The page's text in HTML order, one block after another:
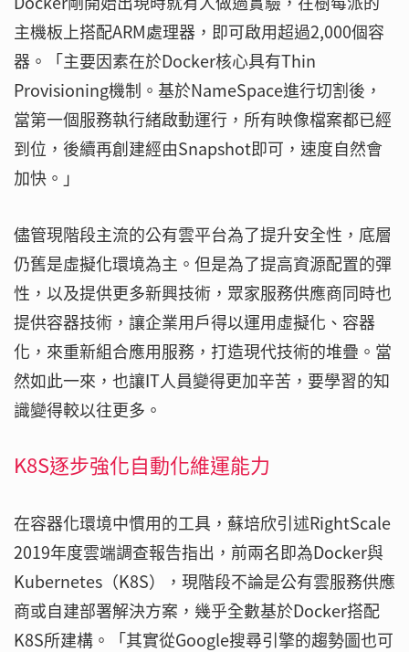
主機板上搭配ARM處理器，即可啟用超過2,000個容
器。「主要因素在於Docker核心具有Thin
Provisioning機制。基於NameSpace進行切割後，
當第一個服務執行緒啟動運行，所有映像檔案都已經
到位，後續再創建經由Snapshot即可，速度自然會
加快。」
儘管現階段主流的公有雲平台為了提升安全性，底層
仍舊是虛擬化環境為主。但是為了提高資源配置的彈
性，以及提供更多新興技術，眾家服務供應商同時也
提供容器技術，讓企業用戶得以運用虛擬化、容器
化，來重新組合應用服務，打造現代技術的堆疊。當
然如此一來，也讓IT人員變得更加辛苦，要學習的知
識變得較以往更多。
K8S逐步強化自動化維運能力
在容器化環境中慣用的工具，蘇培欣引述RightScale
2019年度雲端調查報告指出，前兩名即為Docker與
Kubernetes（K8S），現階段不論是公有雲服務供應
商或自建部署解決方案，幾乎全數基於Docker搭配
K8S所建構。「其實從Google搜尋引擎的趨勢圖也可